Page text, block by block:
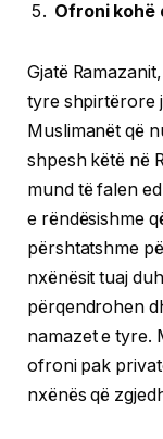
Ofroni kohë
Gjatë
tyre shpirtërore
Muslimanët që
shpesh këtë në
mund të falen
e rëndësishme
përshtatshme
nxënësit tuaj
përqendrohen
namazet e tyre.
ofroni pak
nxënës që